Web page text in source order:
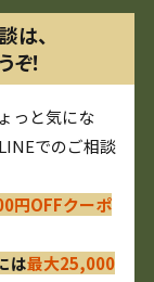
は、
！
っと気にな
でのご相談
円OFFクーポ
は最大25,000